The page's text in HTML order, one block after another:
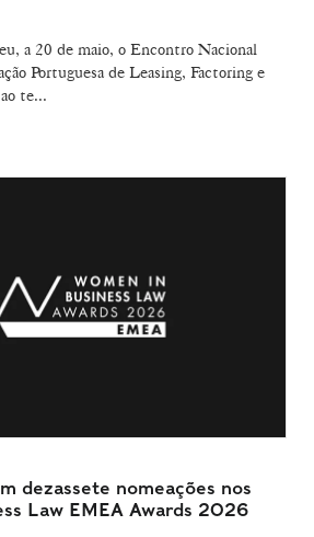
a 20 de maio, o Encontro Nacional
Portuguesa de Leasing, Factoring e
te...
dezassete nomeações nos
Law EMEA Awards 2026